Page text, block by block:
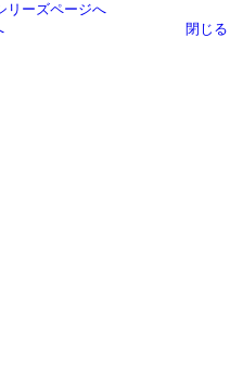
リーズページへ
閉じる